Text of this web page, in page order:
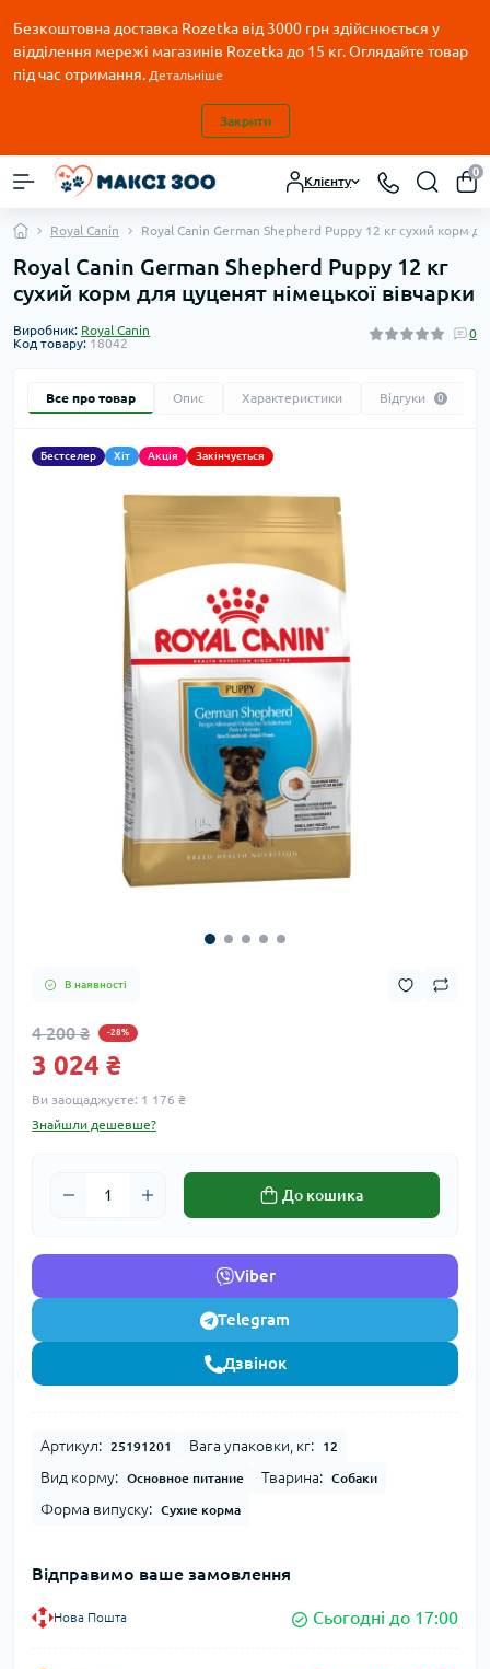
Безкоштовна доставка Rozetka від 3000 грн здійснюється у
відділення мережі магазинів Rozetka до 15 кг. Оглядайте товар
під час отримання. Детальніше
Закрити
Клієнту
0
Royal Canin Royal Canin German Shepherd Puppy 12 кг сухий корм
Royal Canin German Shepherd Puppy 12 кг
сухий корм для цуценят німецької вівчарки
Виробник: Royal Canin
Код товару: 18042
0
Все про товар Опис Характеристики Відгуки 0
Бестселер Хіт Акція Закінчується
В наявності
4 200 ₴ -28%
3 024 ₴
Ви заощаджуєте: 1 176 ₴
Знайшли дешевше?
До кошика
Viber
Telegram
Дзвінок
Артикул: 25191201 Вага упаковки, кг: 12
Вид корму: Основное питание Тварина: Собаки
Форма випуску: Сухие корма
Відправимо ваше замовлення
Нова Пошта Сьогодні до 17:00